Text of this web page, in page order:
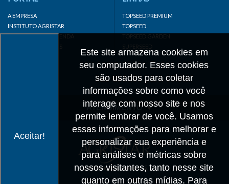
Aceitar!
Este site armazena cookies em
seu computador. Esses cookies
são usados para coletar
informações sobre como você
interage com nosso site e nos
permite lembrar de você. Usamos
essas informações para melhorar e
personalizar sua experiência e
para análises e métricas sobre
nossos visitantes, tanto nesse site
quanto em outras mídias. Para
A EMPRESA
INSTITUTO AGRISTAR
DISTRIBUIDOR/REVENDA
LINKS IMPORTANTES
TOPSEED PREMIUM
TOPSEED
TOPSEED GARDEN
SUPERSEED
ATENDIMENTO
CADASTRO
TRABALHE CONOSCO